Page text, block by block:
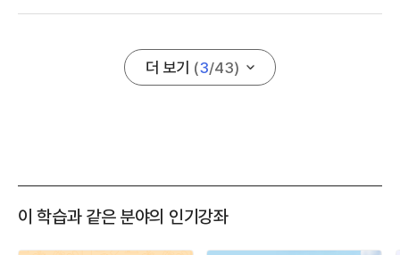
더 보기 (3/43)
이 학습과 같은 분야의 인기강좌